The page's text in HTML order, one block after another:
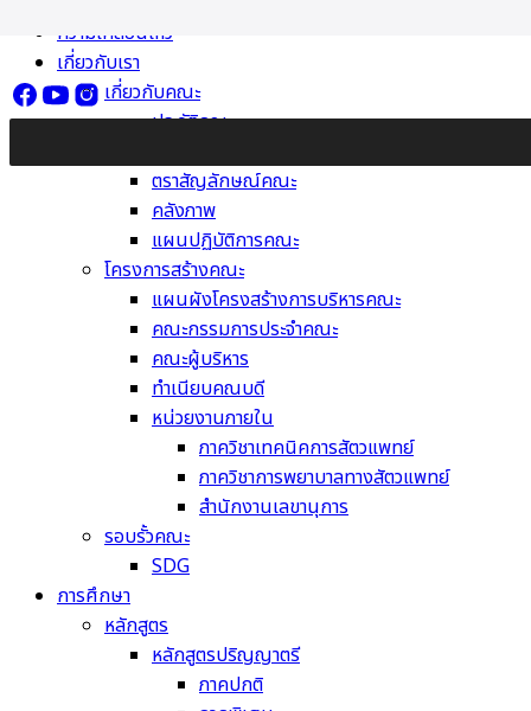
Skip
content
ความเคลื่อนไหว
เกี่ยวกับเรา
เกี่ยวกับคณะ
ประวัติคณะ
ตราสัญลักษณ์คณะ
คลังภาพ
แผนปฏิบัติการคณะ
โครงการสร้างคณะ
แผนผังโครงสร้างการบริหารคณะ
คณะกรรมการประจำคณะ
คณะผู้บริหาร
ทำเนียบคณบดี
หน่วยงานภายใน
ภาควิชาเทคนิคการสัตวแพทย์
ภาควิชาการพยาบาลทางสัตวแพทย์
สำนักงานเลขานุการ
รอบรั้วคณะ
SDG
การศึกษา
หลักสูตร
หลักสูตรปริญญาตรี
ภาคปกติ